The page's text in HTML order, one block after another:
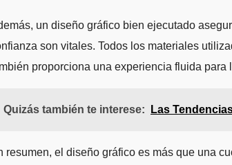
un diseño gráfico bien ejecutado
son vitales. Todos los materiales
proporciona una experiencia fluida para
Quizás también te interese: Las
resumen, el diseño gráfico es más que una